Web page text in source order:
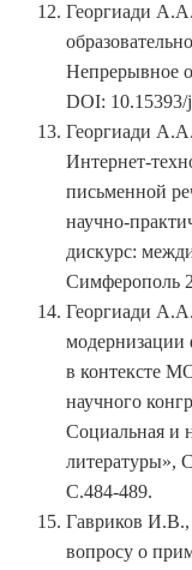
Георгиади
Непрерывное
DOI: 10.15393/
Георгиади
Интернет-
письменной
научно-
дискурс:
Симферополь
Георгиади
модернизации
в контексте
научного
Социальная и
литературы»,
С.484-489.
Гавриков
вопросу о